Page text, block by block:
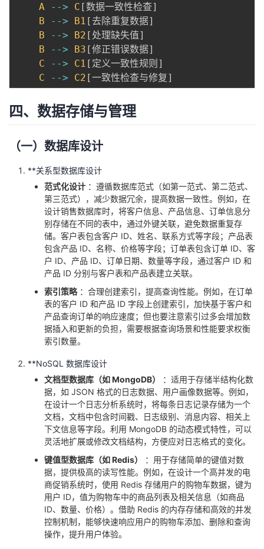
A
--> C [数据一致性检查]
B
--> B1 [去除重复数据]
B
--> B2 [ 处理缺失值]
B
--> B3 [修正错误数据]
C
--> C1 [ 定义一致性规则 ]
C
--> C2 [一致性检查与修复]
四、数据存储与管理
（一）数据库设计
**关系型数据库设计
范式化设计 ：遵循数据库范式（如第一范式、第二范式、
第三范式），减少数据冗余，提高数据一致性。例如，在
设计销售数据库时，将客户信息、产品信息、订单信息分
别存储在不同的表中，通过外键关联，避免数据重复存
储。客户表包含客户 ID、姓名、联系方式等字段；产品表
包含产品 ID、名称、价格等字段；订单表包含订单 ID、客
户 ID、产品 ID、订单日期、数量等字段，通过客户 ID 和
产品 ID 分别与客户表和产品表建立关联。
索引策略：合理创建索引，提高查询性能。例如，在订单
表的客户 ID 和产品 ID 字段上创建索引，加快基于客户和
产品查询订单的响应速度；但也要注意索引过多会增加数
据插入和更新的负担，需要根据查询场景和性能要求权衡
索引数量。
**NoSQL 数据库设计
文档型数据库（如 MongoDB）
：适用于存储半结构化数
据，如 JSON 格式的日志数据、用户画像数据等。例如，
在设计一个日志分析系统时，将每条日志记录存储为一个
文档，文档中包含时间戳、日志级别、消息内容、相关上
下文信息等字段。利用 MongoDB 的动态模式特性，可以
灵活地扩展或修改文档结构，方便应对日志格式的变化。
键值型数据库（如 Redis）
：用于存储简单的键值对数
据，提供极高的读写性能。例如，在设计一个高并发的电
商促销系统时，使用 Redis 存储用户的购物车数据，键为
用户 ID，值为购物车中的商品列表及相关信息（如商品
ID、数量、价格）。借助 Redis 的内存存储和高效的并发
控制机制，能够快速响应用户的购物车添加、删除和查询
操作，提升用户体验。